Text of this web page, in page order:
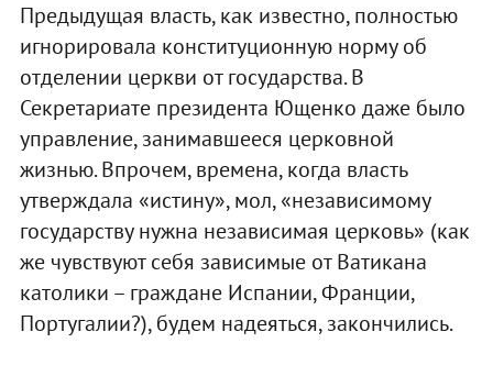
Предыдущая власть, как известно, полностью
игнорировала конституционную норму об
отделении церкви от государства. В
Секретариате президента Ющенко даже было
управление, занимавшееся церковной
жизнью. Впрочем, времена, когда власть
утверждала «истину», мол, «независимому
государству нужна независимая церковь» (как
же чувствуют себя зависимые от Ватикана
католики – граждане Испании, Франции,
Португалии?), будем надеяться, закончились.